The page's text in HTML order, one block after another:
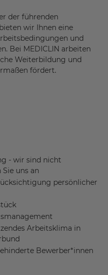
der führenden
wir Ihnen eine
und
Bei MEDICLIN arbeiten
Weiterbildung und
fördert.
- wir sind nicht
uns an
persönlicher
Arbeitsklima in
Bewerber*innen